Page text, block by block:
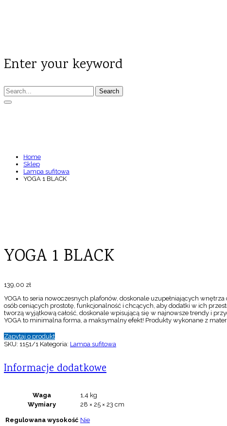
Enter your keyword
Search
Home
Sklep
Lampa sufitowa
YOGA 1 BLACK
YOGA 1 BLACK
139,00 zł
YOGA to seria nowoczesnych plafonów, doskonale uzupełniających
osób ceniących prostotę, funkcjonalność i chcących, aby dodatki w ich
tworzą wyjątkową całość, doskonale wpisującą się w najnowsze trendy i
YOGA to minimalna forma, a maksymalny efekt! Produkty wykonane z
Zapytaj o produkt
SKU: 1151/1 Kategoria: Lampa sufitowa
Informacje dodatkowe
Waga
1,4 kg
Wymiary
28 × 25 × 23 cm
Regulowana wysokość Nie